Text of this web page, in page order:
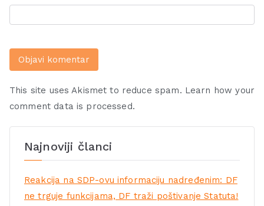
This site uses Akismet to reduce spam. Learn how your
comment data is processed.
Najnoviji članci
Reakcija na SDP-ovu informaciju nadređenim: DF
ne trguje funkcijama, DF traži poštivanje Statuta!